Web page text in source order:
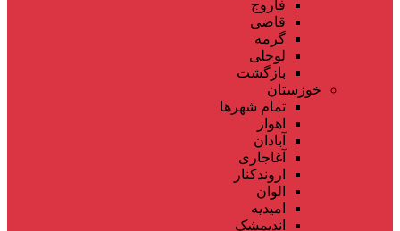
فاروج
قاضی
گرمه
لوجلی
بازگشت
خوزستان
تمام شهر‌ها
اهواز
آبادان
آغاجاری
اروندکنار
الوان
امیدیه
اندیمشک